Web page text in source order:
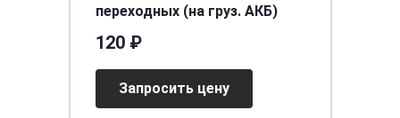
переходных (на груз. АКБ)
120 ₽
Запросить цену